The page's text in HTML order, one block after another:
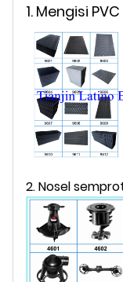
1. Mengisi
2. Nosel